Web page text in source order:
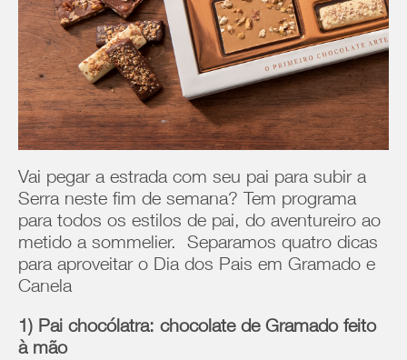
Vai pegar a estrada com seu pai para subir a
Serra neste fim de semana? Tem programa
para todos os estilos de pai, do aventureiro ao
metido a sommelier. Separamos quatro dicas
para aproveitar o Dia dos Pais em Gramado e
Canela
1) Pai chocólatra: chocolate de Gramado feito
à mão